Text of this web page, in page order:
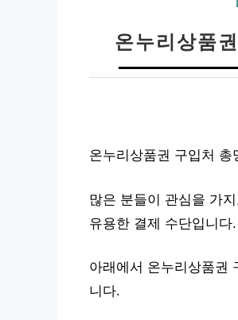
온누리상품
온누리상품권 구입처
많은 분들이 관심을 가
유용한 결제 수단입니다.
아래에서 온누리상품권
니다.